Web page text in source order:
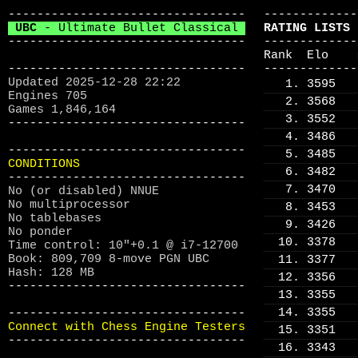
---------------------------------
UBC - Ultimate Bullet Classical
---------------------------------
---------------------------------
Updated 2025-12-28 22:22
Engines 705
Games 1,846,164
---------------------------------
---------------------------------
CONDITIONS
---------------------------------
No (or disabled) NNUE
No multiprocessor
No tablebases
No ponder
Time control: 10"+0.1 @ i7-12700
Book: 809,709 8-move PGN UBC
Hash: 128 MB
---------------------------------
---------------------------------
Connect with Chess Engine Testers
---------------------------------
RATING LISTS
Rank
1. 3595
2. 3568
3. 3552
4. 3486
5. 3485
6. 3482
7. 3470
8. 3453
9. 3426
10. 3378
11. 3377
12. 3356
13. 3355
14. 3355
15. 3351
16. 3343